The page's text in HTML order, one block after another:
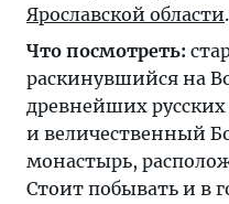
Ярославской области.
Что посмотреть:
раскинувшийся на
древнейших русских
и величественный
монастырь,
Стоит побывать и в